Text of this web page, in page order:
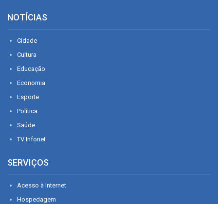
NOTÍCIAS
Cidade
Cultura
Educação
Economia
Esporte
Política
Saúde
TV Infonet
SERVIÇOS
Acesso à Internet
Hospedagem